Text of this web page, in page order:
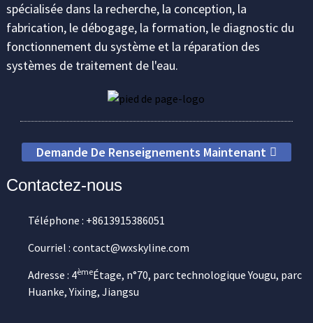
spécialisée dans la recherche, la conception, la
fabrication, le débogage, la formation, le diagnostic du
fonctionnement du système et la réparation des
systèmes de traitement de l'eau.
Demande De Renseignements Maintenant
Contactez-nous
Téléphone : +8613915386051
Courriel : contact@wxskyline.com
Adresse : 4èmeÉtage, n°70, parc technologique Yougu, parc
Huanke, Yixing, Jiangsu